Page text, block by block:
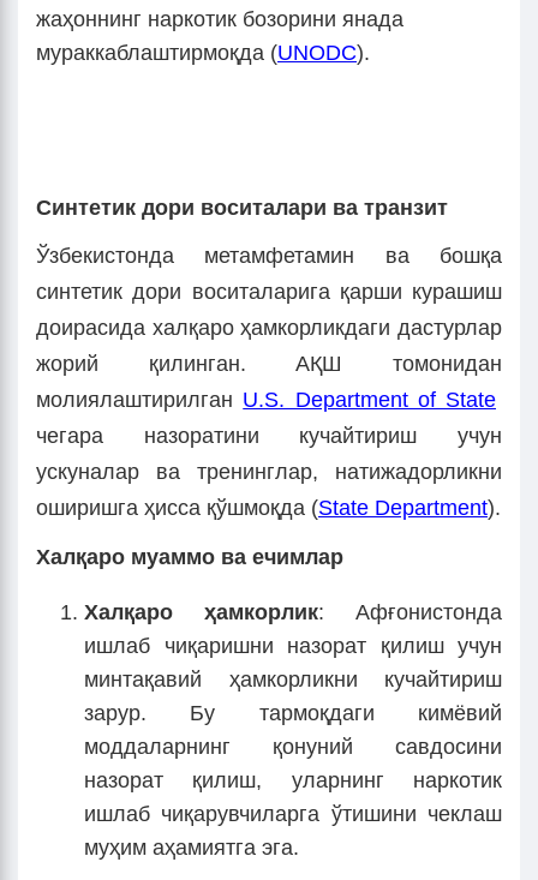
жаҳоннинг наркотик бозорини янада
мураккаблаштирмоқда (UNODC).
Синтетик дори воситалари ва транзит
Ўзбекистонда метамфетамин ва бошқа
синтетик дори воситаларига қарши курашиш
доирасида халқаро ҳамкорликдаги дастурлар
жорий қилинган. АҚШ томонидан
молиялаштирилган U.S. Department of State
чегара назоратини кучайтириш учун
ускуналар ва тренинглар, натижадорликни
оширишга ҳисса қўшмоқда (State Department).
Халқаро муаммо ва ечимлар
Халқаро ҳамкорлик: Афғонистонда
ишлаб чиқаришни назорат қилиш учун
минтақавий ҳамкорликни кучайтириш
зарур. Бу тармоқдаги кимёвий
моддаларнинг қонуний савдосини
назорат қилиш, уларнинг наркотик
ишлаб чиқарувчиларга ўтишини чеклаш
муҳим аҳамиятга эга.